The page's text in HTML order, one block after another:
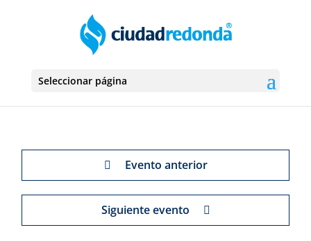
Seleccionar página
Evento anterior
Siguiente evento